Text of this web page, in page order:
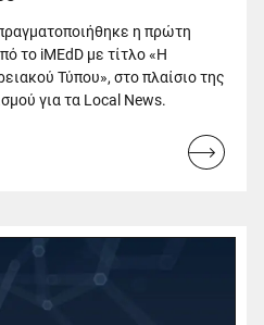
η πρώτη
το iMEdD με τίτλο «Η
Τύπου», στο πλαίσιο της
για τα Local News.
Read